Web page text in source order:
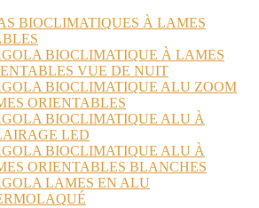
BIOCLIMATIQUES À LAMES
BIOCLIMATIQUE À LAMES
VUE DE NUIT
BIOCLIMATIQUE ALU ZOOM
ORIENTABLES
BIOCLIMATIQUE ALU À
LED
BIOCLIMATIQUE ALU À
ORIENTABLES BLANCHES
LAMES EN ALU